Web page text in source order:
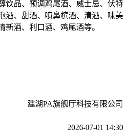
饮品、预调鸡尾酒、威士忌、伏特
酒、甜酒、喷鼻槟酒、清酒、味美
新酒、利口酒、鸡尾酒等。
建湖PA旗舰厅科技有限公司
2026-07-01 14:30